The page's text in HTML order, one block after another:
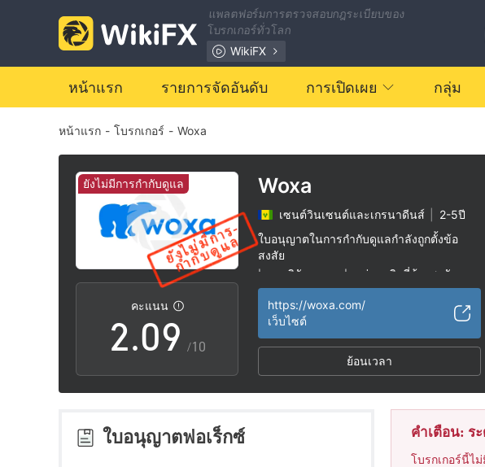
แพลตฟอร์มการตรวจสอบกฎระเบียบของ
โบรกเกอร์ทั่วโลก
WikiFX
หน้าแรก รายการจัดอันดับ การเปิดเผย กลุ่ม
หน้าแรก - โบรกเกอร์ - Woxa
ยังไม่มีการกำกับดูแล
คะแนน
0
1
2
3
4
.0
1
2
3
4
5
6
7
8
9 /10
Woxa
เซนต์วินเซนต์และเกรนาดีนส์
2-5ปี
ใบอนุญาตในการกำกับดูแลกำลังถูกตั้งข้อ
สงสัย
| การวิจัยตนเอง | กลุ่มธุรกิจที่ต้องสงสัย
|
https://woxa.com/
เว็บไซต์
ย้อนเวลา
ใบอนุญาตฟอเร็กซ์ คำเตือน: ร
โบรกเกอร์นี้ไ